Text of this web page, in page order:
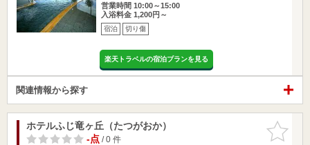
営業時間 10:00～15:00
入浴料金 1,200円～
宿泊 切り傷
楽天トラベルの宿泊プランを見る
関連情報から探す
お気に入
りに追加
ホテルふじ竜ヶ丘（たつがおか）
-点/ 0 件